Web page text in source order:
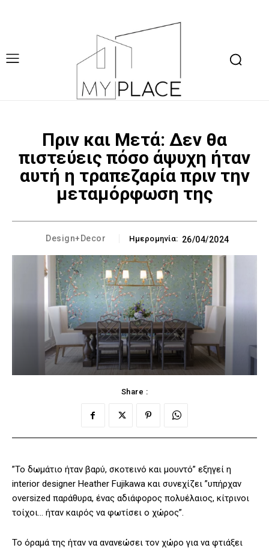
Πριν και Μετά: Δεν θα
πιστεύεις πόσο άψυχη ήταν
αυτή η τραπεζαρία πριν την
μεταμόρφωση της
Design+Decor Ημερομηνία: 26/04/2024
Share :
”Το δωμάτιο ήταν βαρύ, σκοτεινό και μουντό” εξηγεί η
interior designer Heather Fujikawa και συνεχίζει ”υπήρχαν
oversized παράθυρα, ένας αδιάφορος πολυέλαιος, κίτρινοι
τοίχοι… ήταν καιρός να φωτίσει ο χώρος”.
Το όραμά της ήταν να ανανεώσει τον χώρο για να φτιάξει